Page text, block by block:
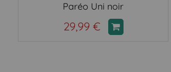
Paréo Uni noir
29,99 €